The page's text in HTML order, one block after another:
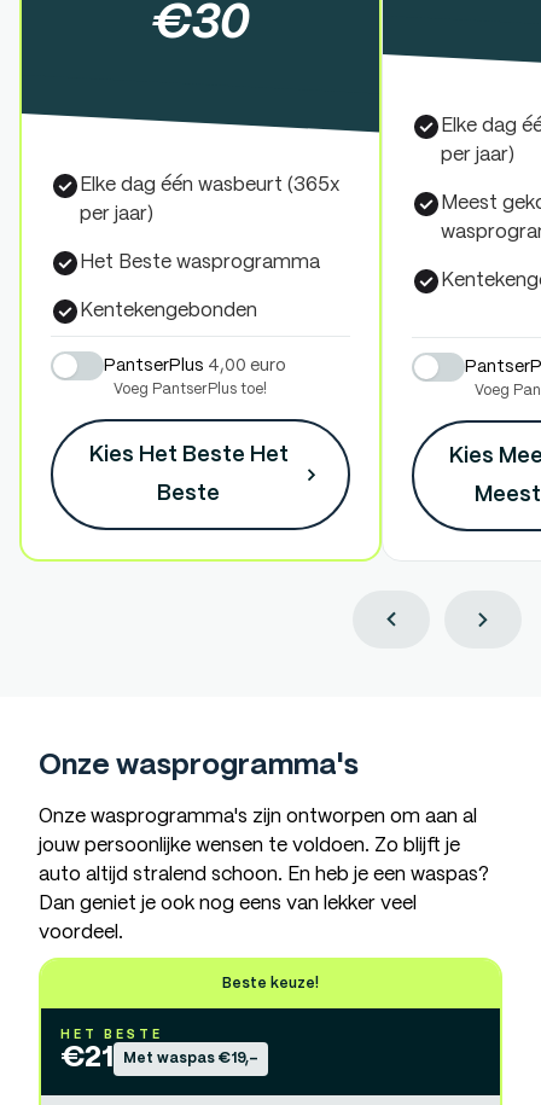
€30
Elke dag één wasbeurt (365x
per jaar)
Het Beste wasprogramma
Kentekengebonden
PantserPlus 4,00 euro
Voeg PantserPlus toe!
Kies Het Beste Het
Beste
Elke dag
per jaar)
Meest
Voeg
Kies
Onze wasprogramma's
Onze wasprogramma's zijn ontworpen om aan al
jouw persoonlijke wensen te voldoen. Zo blijft je
auto altijd stralend schoon. En heb je een waspas?
Dan geniet je ook nog eens van lekker veel
voordeel.
Beste keuze!
HET BESTE
€21 Met waspas €19,-